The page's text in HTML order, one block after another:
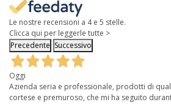
Le nostre recensioni a 4 e 5 stelle.
Clicca qui per leggerle tutte >
Precedente Successivo
Oggi
Azienda seria e professionale, prodotti di
cortese e premuroso, che mi ha seguito